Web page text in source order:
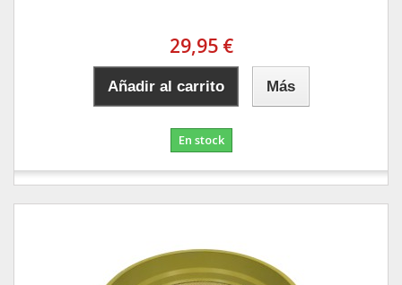
29,95 €
Añadir al carrito Más
En stock